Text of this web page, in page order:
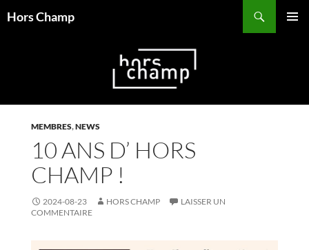
auHors Champ
MEMBRES,NEWS
10 ANS D’ HORS
CHAMP !
2024-08-23 HORS CHAMP
LAISSER UN
COMMENTAIRE